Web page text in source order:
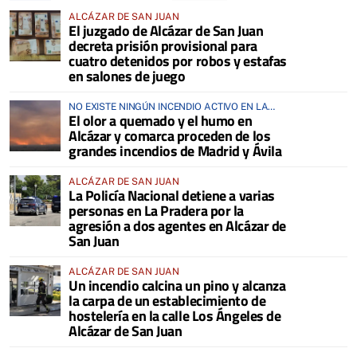
ALCÁZAR DE SAN JUAN
El juzgado de Alcázar de San Juan
decreta prisión provisional para
cuatro detenidos por robos y estafas
en salones de juego
NO EXISTE NINGÚN INCENDIO ACTIVO EN LA
COMARCA
El olor a quemado y el humo en
Alcázar y comarca proceden de los
grandes incendios de Madrid y Ávila
ALCÁZAR DE SAN JUAN
La Policía Nacional detiene a varias
personas en La Pradera por la
agresión a dos agentes en Alcázar de
San Juan
ALCÁZAR DE SAN JUAN
Un incendio calcina un pino y alcanza
la carpa de un establecimiento de
hostelería en la calle Los Ángeles de
Alcázar de San Juan